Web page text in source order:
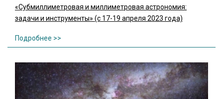
«Субмиллиметровая и миллиметровая астрономия:
задачи и инструменты» (с 17-19 апреля 2023 года)